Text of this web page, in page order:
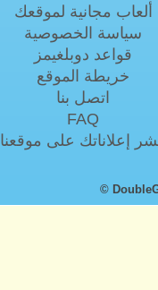
ألعاب مجانية لموقعك
سياسة الخصوصية
قواعد دوبلغيمز
خريطة الموقع
اتصل بنا
FAQ
إعلاناتك على موقعنا
©